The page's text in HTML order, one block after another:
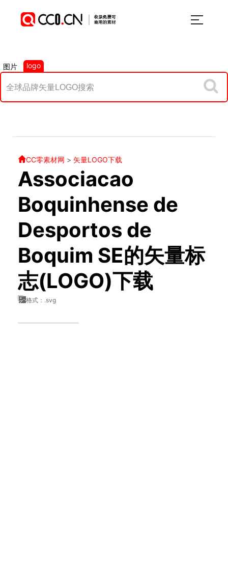
图片 logo
CC零素材网 > 矢量LOGO下载
Associacao
Boquinhense de
Desportos de
Boquim SE的矢量标
志(LOGO)下载
格式：.svg